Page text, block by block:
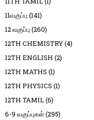
11வகுப்பு (141)
12 வகுப்பு (260)
12TH CHEMISTRY(4)
12TH ENGLISH (2)
12TH MATHS (1)
12TH PHYSICS (1)
12TH TAMIL(6)
6-9 வகுப்புகள்(295)